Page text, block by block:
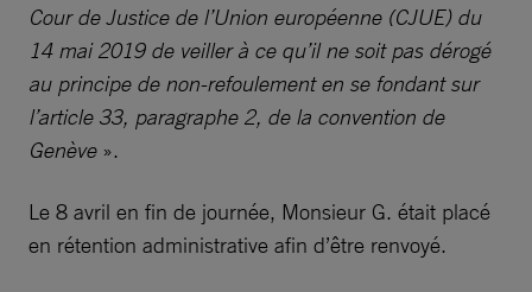
Cour de Justice de l’Union européenne (CJUE) du
14 mai 2019 de veiller à ce qu’il ne soit pas dérogé
au principe de non-refoulement en se fondant sur
l’article 33, paragraphe 2, de la convention de
Genève ».
Le 8 avril en fin de journée, Monsieur G. était placé
en rétention administrative afin d’être renvoyé.